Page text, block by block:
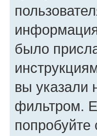
было
вы указали
фильтром.
попробуйте